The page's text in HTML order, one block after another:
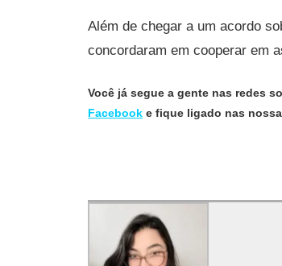
Além de chegar a um acordo
concordaram em cooperar em
Você já segue a gente nas redes
Facebook e fique ligado nas